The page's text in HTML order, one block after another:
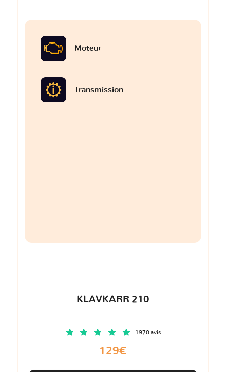
Moteur
Transmission
KLAVKARR 210
1970 avis
129€